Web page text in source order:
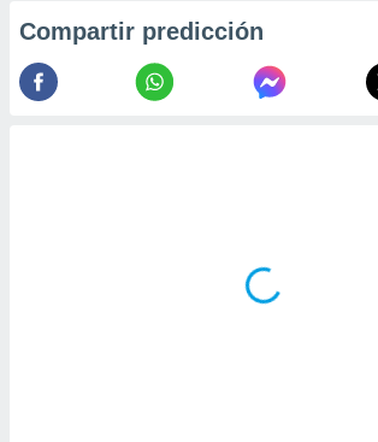
Compartir predicción